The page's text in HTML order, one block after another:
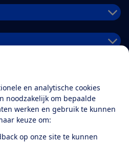
en analytische cookies
noodzakelijk om bepaalde
werken en gebruik te kunnen
keuze om:
op onze site te kunnen
de